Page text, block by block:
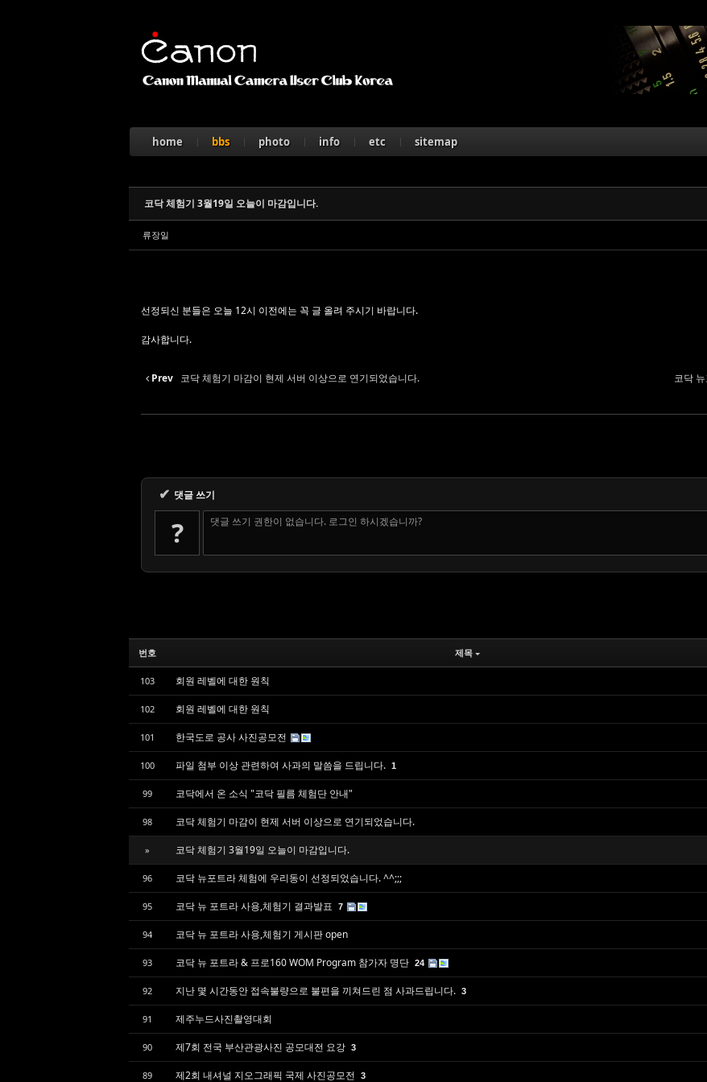
home bbs photo info etc sitemap
코닥 체험기 3월19일 오늘이 마감입니다.
류장일
선정되신 분들은 오늘 12시 이전에는 꼭 글 올려 주시기 바랍니다.
감사합니다.
Prev 코닥 체험기 마감이 현제 서버 이상으로 연기되었습니다. 코닥
✔ 댓글 쓰기
? 댓글 쓰기 권한이 없습니다. 로그인 하시겠습니까?
번호 제목
103 회원 레벨에 대한 원칙
102 회원 레벨에 대한 원칙
101 한국도로 공사 사진공모전
100 파일 첨부 이상 관련하여 사과의 말씀을 드립니다. 1
99 코닥에서 온 소식 "코닥 필름 체험단 안내"
98 코닥 체험기 마감이 현제 서버 이상으로 연기되었습니다.
» 코닥 체험기 3월19일 오늘이 마감입니다.
96 코닥 뉴포트라 체험에 우리동이 선정되었습니다. ^^;;;
95 코닥 뉴 포트라 사용,체험기 결과발표 7
94 코닥 뉴 포트라 사용,체험기 게시판 open
93 코닥 뉴 포트라 & 프로160 WOM Program 참가자 명단 24
92 지난 몇 시간동안 접속불량으로 불편을 끼쳐드린 점 사과드립니다. 3
91 제주누드사진촬영대회
90 제7회 전국 부산관광사진 공모대전 요강 3
89 제2회 내셔널 지오그래픽 국제 사진공모전 3
Sketchbook5, 스케치북5
Sketchbook5, 스케치북5